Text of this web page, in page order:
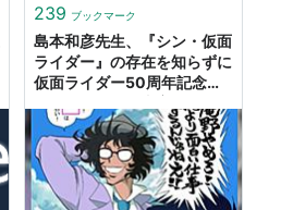
239 ブックマーク
島本和彦先生、『シン・仮面
ライダー』の存在を知らずに
仮面ライダー50周年記念イ
「アオイホノオイズムを感じ
る」の声も